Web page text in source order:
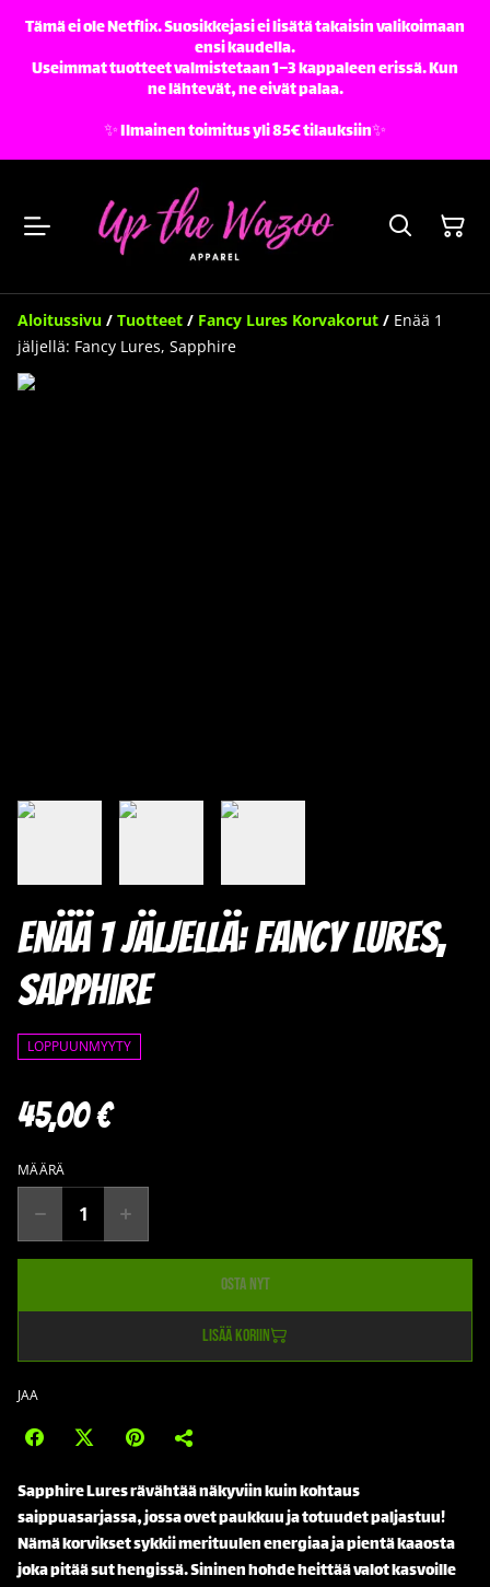
Tämä ei ole Netflix. Suosikkejasi ei lisätä takaisin valikoimaan
ensi kaudella.
Useimmat tuotteet valmistetaan 1–3 kappaleen erissä. Kun
ne lähtevät, ne eivät palaa.
✨️ Ilmainen toimitus yli 85€ tilauksiin✨️
Aloitussivu / Tuotteet / Fancy Lures Korvakorut / Enää 1
jäljellä: Fancy Lures, Sapphire
Enää 1 jäljellä: Fancy Lures,
Sapphire
LOPPUUNMYYTY
45,00 €
MÄÄRÄ
Osta nyt
Lisää koriin
JAA
Sapphire Lures rävähtää näkyviin kuin kohtaus
saippuasarjassa, jossa ovet paukkuu ja totuudet paljastuu!
Nämä korvikset sykkii merituulen energiaa ja pientä kaaosta
joka pitää sut hengissä. Sininen hohde heittää valot kasvoille